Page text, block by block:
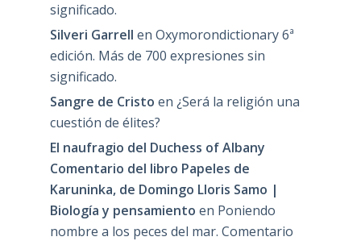
significado.
Silveri Garrell en Oxymorondictionary 6ª
edición. Más de 700 expresiones sin
significado.
Sangre de Cristo en ¿Será la religión una
cuestión de élites?
El naufragio del Duchess of Albany
Comentario del libro Papeles de
Karuninka, de Domingo Lloris Samo |
Biología y pensamiento en Poniendo
nombre a los peces del mar. Comentario